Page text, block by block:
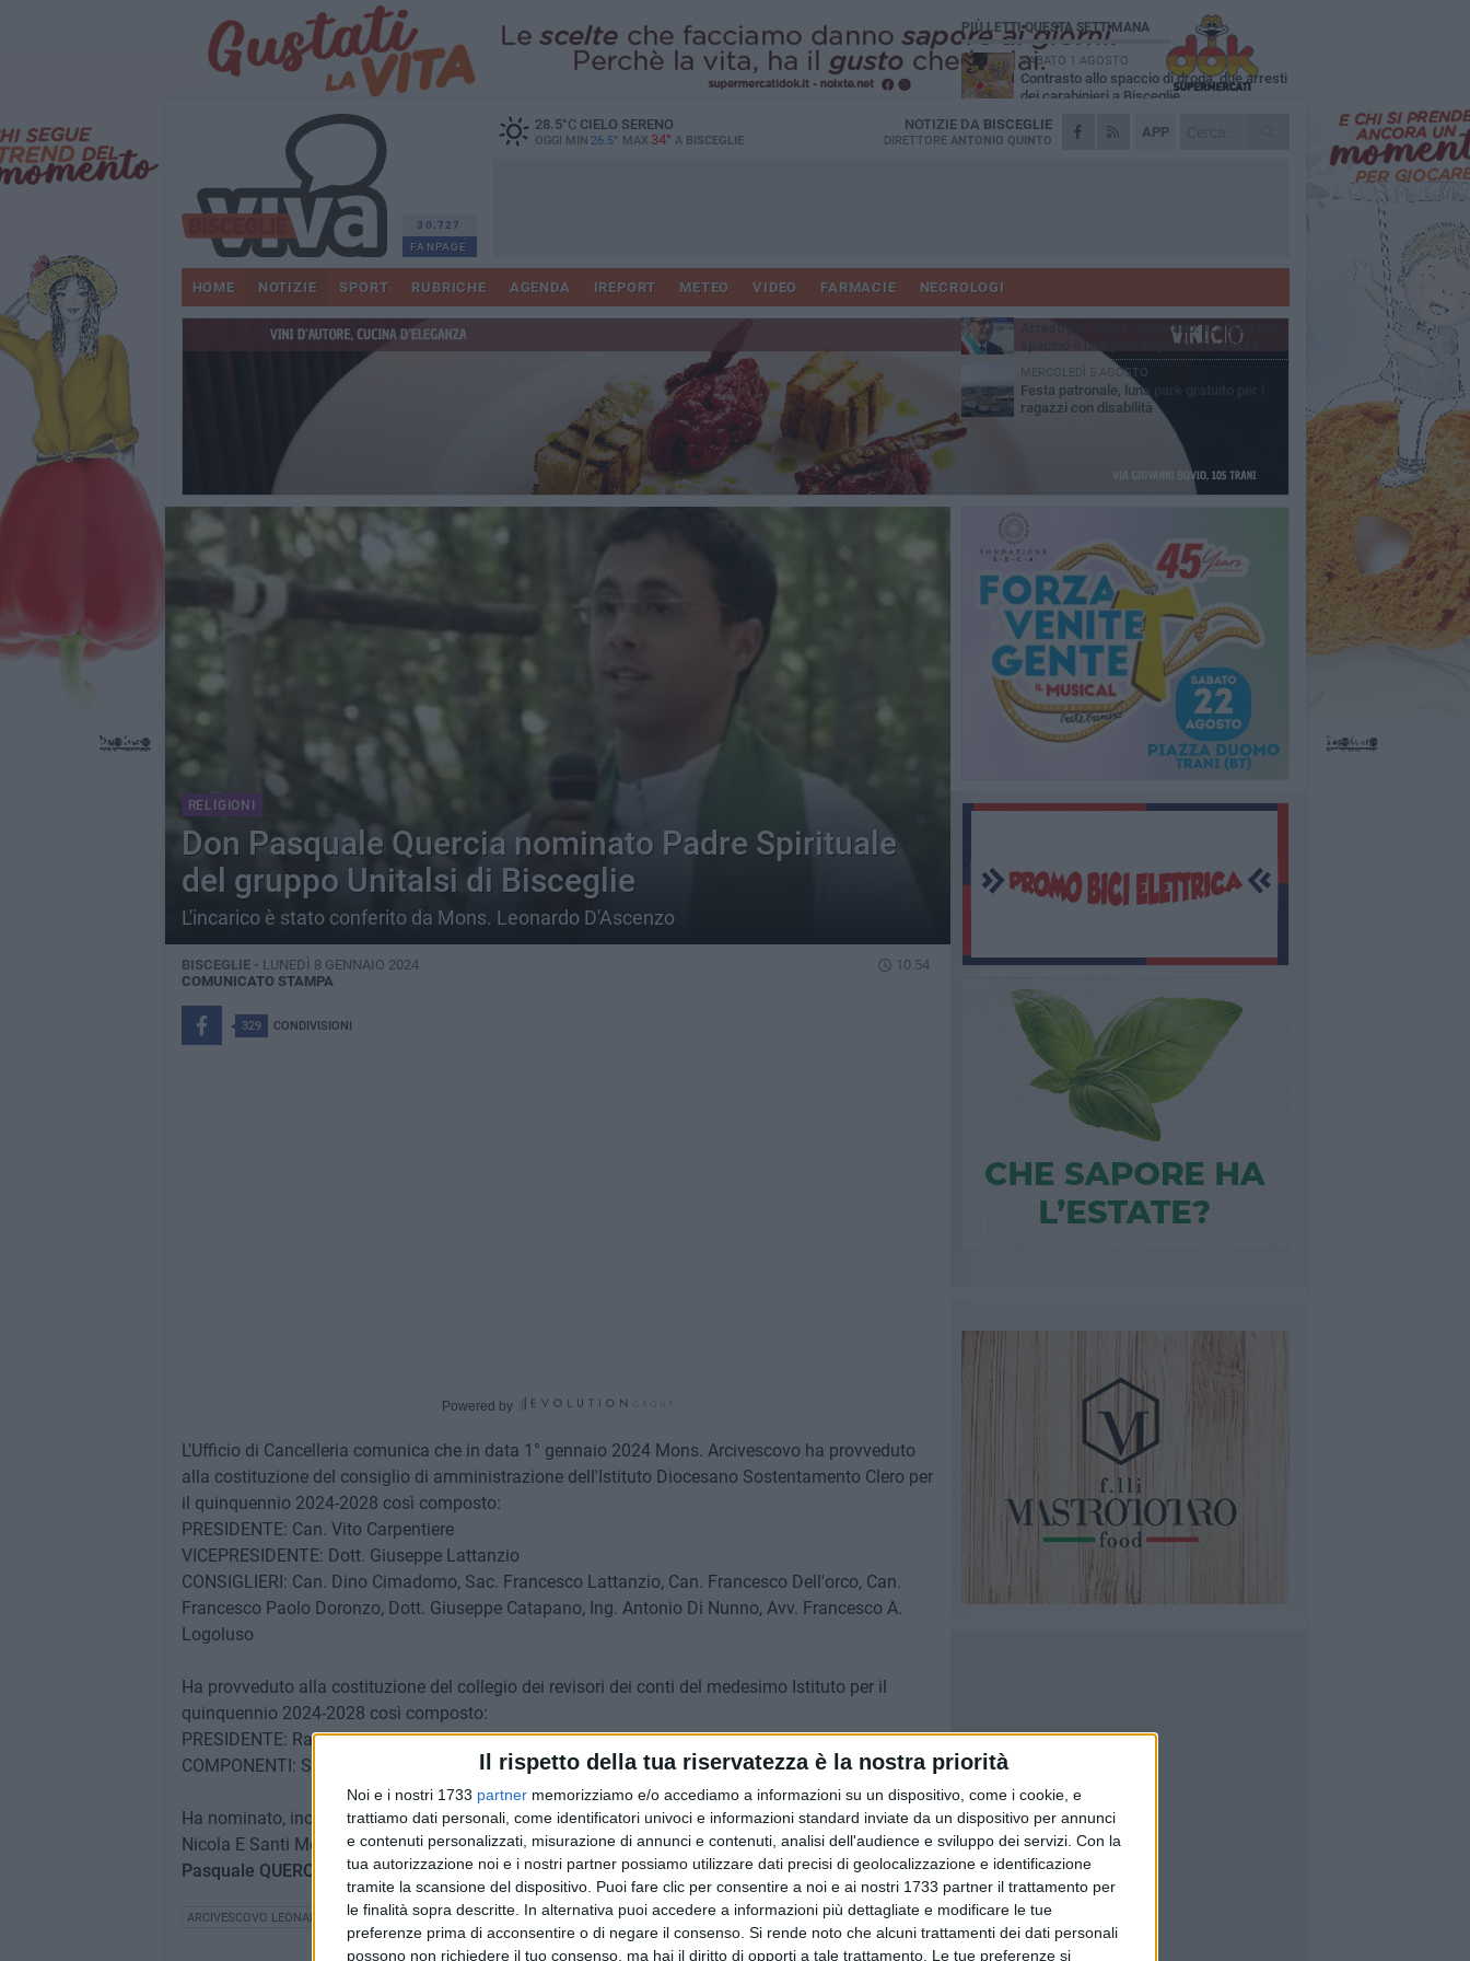
Il rispetto della tua riservatezza è la nostra priorità
Noi e i nostri 1733 partner memorizziamo e/o accediamo a informazioni su un dispositivo, come i cookie, e
trattiamo dati personali, come identificatori univoci e informazioni standard inviate da un dispositivo per annunci
e contenuti personalizzati, misurazione di annunci e contenuti, analisi dell'audience e sviluppo dei servizi. Con la
tua autorizzazione noi e i nostri partner possiamo utilizzare dati precisi di geolocalizzazione e identificazione
tramite la scansione del dispositivo. Puoi fare clic per consentire a noi e ai nostri 1733 partner il trattamento per
le finalità sopra descritte. In alternativa puoi accedere a informazioni più dettagliate e modificare le tue
preferenze prima di acconsentire o di negare il consenso. Si rende noto che alcuni trattamenti dei dati personali
possono non richiedere il tuo consenso, ma hai il diritto di opporti a tale trattamento. Le tue preferenze si
30.727
FANPAGE
28.5°CCIELO SERENO
OGGI MIN 26.5° MAX 34° A BISCEGLIE
APP
NOTIZIE DA BISCEGLIE
DIRETTORE ANTONIO QUINTO
HOME NOTIZIE SPORT RUBRICHE AGENDA IREPORT METEO VIDEO FARMACIE NECROLOGI
RELIGIONI
Don Pasquale Quercia nominato Padre Spirituale
del gruppo Unitalsi di Bisceglie
L'incarico è stato conferito da Mons. Leonardo D'Ascenzo
BISCEGLIE - LUNEDÌ 8 GENNAIO 2024
10.54
COMUNICATO STAMPA
329 CONDIVISIONI
Powered by
L'Ufficio di Cancelleria comunica che in data 1° gennaio 2024 Mons. Arcivescovo ha provveduto
alla costituzione del consiglio di amministrazione dell'Istituto Diocesano Sostentamento Clero per
il quinquennio 2024-2028 così composto:
PRESIDENTE: Can. Vito Carpentiere
VICEPRESIDENTE: Dott. Giuseppe Lattanzio
CONSIGLIERI: Can. Dino Cimadomo, Sac. Francesco Lattanzio, Can. Francesco Dell'orco, Can.
Francesco Paolo Doronzo, Dott. Giuseppe Catapano, Ing. Antonio Di Nunno, Avv. Francesco A.
Logoluso
Ha provveduto alla costituzione del collegio dei revisori dei conti del medesimo Istituto per il
quinquennio 2024-2028 così composto:
PRESIDENTE: Rag. Francesco Abbattista
COMPONENTI: Sac. Domenico Bruno, Rag. Giacomo Caio
Ha nominato, inoltre, il Rev.mo Sac. Matteo Martire Referente diocesano per la Fondazione "San
Nicola E Santi Medici" ONLUS Fondo di Solidarietà Antiusura con sede in Bari eil Rev.do Sac.
Pasquale QUERCIA Padre Spirituale del Gruppo U.N.I.T.A.L.S.I. di Bisceglie.
ARCIVESCOVO LEONARDO D'ASCENZO UNITALSI DON PASQUALE QUERCIA
PIÙ LETTI QUESTA SETTIMANA
SABATO 1 AGOSTO
Contrasto allo spaccio di droga, due arresti
dei carabinieri a Bisceglie
MARTEDÌ 4 AGOSTO
Emergenza caldo, il Comune di Bisceglie
Due auto incendiate nella notte in via Dieta
SABATO 1 AGOSTO
Arresti per droga, Angarano: «La lotta allo
spaccio è una priorità per la sicurezza»
MERCOLEDÌ 5 AGOSTO
Festa patronale, luna park gratuito per i
ragazzi con disabilità